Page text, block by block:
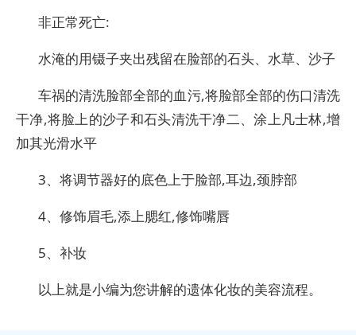
非正常死亡:
水淹的用镊子夹出残留在脸部的石头、水草、沙子
车祸的清洗脸部全部的血污,将脸部全部的伤口清洗
干净,将脸上的沙子和石头清洗干净二、涂上凡士林,增
加其光滑水平
3、将调节器好的底色上于脸部,耳边,颈脖部
4、修饰眉毛,添上腮红,修饰嘴唇
5、补妆
以上就是小编为您讲解的遗体化妆的美容流程。